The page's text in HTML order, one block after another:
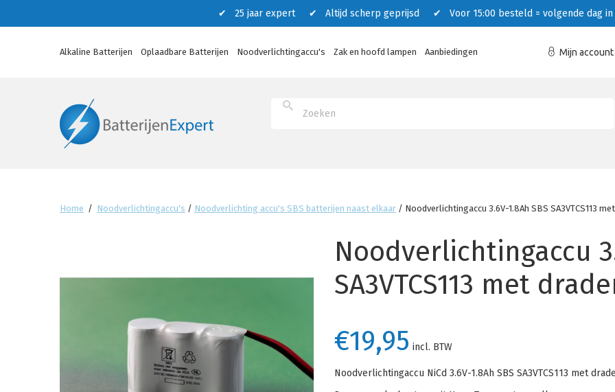
✔ 25 jaar expert ✔ Altijd scherp geprijsd ✔ Voor 15:00 besteld = volgende dag in
Alkaline Batterijen Oplaadbare Batterijen Noodverlichtingaccu's Zak en hoofd lampen Aanbiedingen Mijn account
Home / Noodverlichtingaccu's / Noodverlichting accu's SBS batterijen naast elkaar / Noodverlichtingaccu 3.6V-1.8Ah SBS SA3VTCS113
Noodverlichtingaccu
SA3VTCS113 met
€19,95 incl. BTW
Noodverlichtingaccu NiCd 3.6V-1.8Ah SBS SA3VTCS113 met